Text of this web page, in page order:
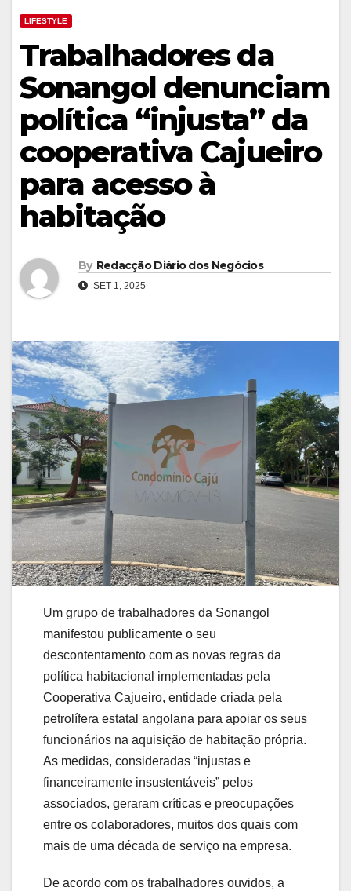
LIFESTYLE
Trabalhadores da
Sonangol denunciam
política “injusta” da
cooperativa Cajueiro
para acesso à
habitação
By Redacção Diário dos Negócios
SET 1, 2025
Um grupo de trabalhadores da Sonangol
manifestou publicamente o seu
descontentamento com as novas regras da
política habitacional implementadas pela
Cooperativa Cajueiro, entidade criada pela
petrolífera estatal angolana para apoiar os seus
funcionários na aquisição de habitação própria.
As medidas, consideradas “injustas e
financeiramente insustentáveis” pelos
associados, geraram críticas e preocupações
entre os colaboradores, muitos dos quais com
mais de uma década de serviço na empresa.
De acordo com os trabalhadores ouvidos, a